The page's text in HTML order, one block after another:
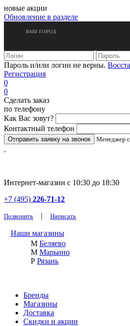
новые акции
Обновление в разделе
ВАШ ГОРОД
Пароль и/или логин не верны.
Регистрация
0
0
Сделать заказ
по телефону
Как Вас зовут?
Контактный телефон
Менеджер
Интернет-магазин с 10:30 до 18:30
+7 (495) 226-71-12
Позвонить | Написать
Наши магазины
М Беляево
М Марьино
Р Рязань
Бренды
Магазины
Доставка
Скидки и акции